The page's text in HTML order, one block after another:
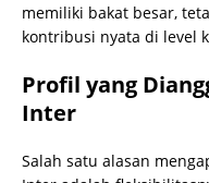
memiliki bakat besar,
kontribusi nyata di level
Profil yang
Inter
Salah satu alasan